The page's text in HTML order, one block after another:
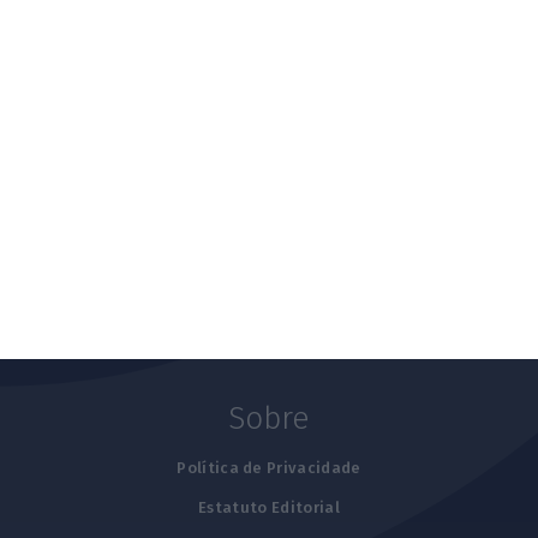
Sobre
Política de Privacidade
Estatuto Editorial